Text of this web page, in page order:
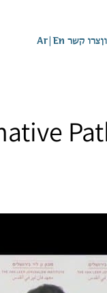
צרו קשר En
|
Ar